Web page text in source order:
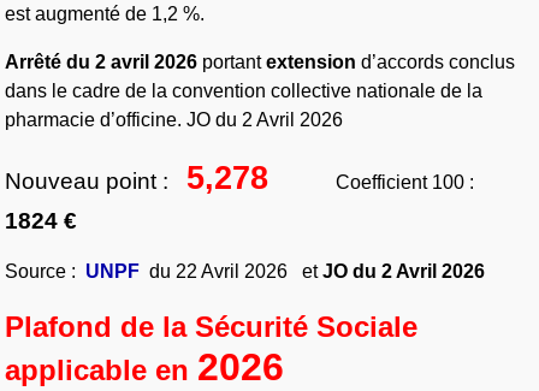
est augmenté de 1,2 %.
Arrêté du 2 avril 2026 portantextension d’accords conclus
dans le cadre de la convention collective nationale de la
pharmacie d’officine. JO du 2 Avril 2026
Nouveau point : 5,278 Coefficient 100 :
1824 €
Source : UNPF du 22 Avril 2026 etJO du 2 Avril 2026
Plafond de la Sécurité Sociale
applicable en 2026